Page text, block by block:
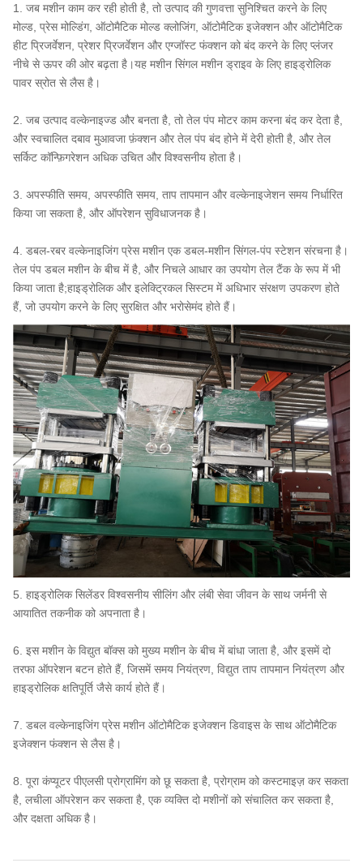
1. जब मशीन काम कर रही होती है, तो उत्पाद की गुणवत्ता सुनिश्चित करने के लिए
मोल्ड, प्रेस मोल्डिंग, ऑटोमैटिक मोल्ड क्लोजिंग, ऑटोमैटिक इजेक्शन और ऑटोमैटिक
हीट प्रिजर्वेशन, प्रेशर प्रिजर्वेशन और एग्जॉस्ट फंक्शन को बंद करने के लिए प्लंजर
नीचे से ऊपर की ओर बढ़ता है।यह मशीन सिंगल मशीन ड्राइव के लिए हाइड्रोलिक
पावर स्रोत से लैस है।
2. जब उत्पाद वल्केनाइज्ड और बनता है, तो तेल पंप मोटर काम करना बंद कर देता है,
और स्वचालित दबाव मुआवजा फ़ंक्शन और तेल पंप बंद होने में देरी होती है, और तेल
सर्किट कॉन्फ़िगरेशन अधिक उचित और विश्वसनीय होता है।
3. अपस्फीति समय, अपस्फीति समय, ताप तापमान और वल्केनाइजेशन समय निर्धारित
किया जा सकता है, और ऑपरेशन सुविधाजनक है।
4. डबल-रबर वल्केनाइजिंग प्रेस मशीन एक डबल-मशीन सिंगल-पंप स्टेशन संरचना है।
तेल पंप डबल मशीन के बीच में है, और निचले आधार का उपयोग तेल टैंक के रूप में भी
किया जाता है;हाइड्रोलिक और इलेक्ट्रिकल सिस्टम में अधिभार संरक्षण उपकरण होते
हैं, जो उपयोग करने के लिए सुरक्षित और भरोसेमंद होते हैं।
5. हाइड्रोलिक सिलेंडर विश्वसनीय सीलिंग और लंबी सेवा जीवन के साथ जर्मनी से
आयातित तकनीक को अपनाता है।
6. इस मशीन के विद्युत बॉक्स को मुख्य मशीन के बीच में बांधा जाता है, और इसमें दो
तरफा ऑपरेशन बटन होते हैं, जिसमें समय नियंत्रण, विद्युत ताप तापमान नियंत्रण और
हाइड्रोलिक क्षतिपूर्ति जैसे कार्य होते हैं।
7. डबल वल्केनाइजिंग प्रेस मशीन ऑटोमैटिक इजेक्शन डिवाइस के साथ ऑटोमैटिक
इजेक्शन फंक्शन से लैस है।
8. पूरा कंप्यूटर पीएलसी प्रोग्रामिंग को छू सकता है, प्रोग्राम को कस्टमाइज़ कर सकता
है, लचीला ऑपरेशन कर सकता है, एक व्यक्ति दो मशीनों को संचालित कर सकता है,
और दक्षता अधिक है।